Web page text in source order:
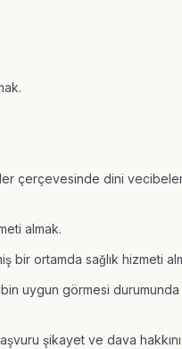
çerçevesinde dini
almak.
bir ortamda sağlık hizmeti
uygun görmesi
şikayet ve dava